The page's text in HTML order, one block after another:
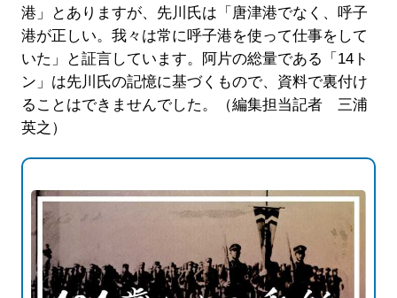
港」とありますが、先川氏は「唐津港でなく、呼子
港が正しい。我々は常に呼子港を使って仕事をして
いた」と証言しています。阿片の総量である「14ト
ン」は先川氏の記憶に基づくもので、資料で裏付け
ることはできませんでした。（編集担当記者 三浦
英之）